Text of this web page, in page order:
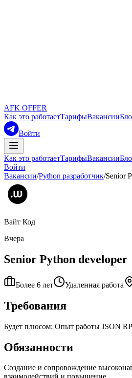
AFK OFFER
Как это работаетТарифыВакансии
Войти
Как это работаетТарифыВакансии
Войти
Вакансии/Python разработчик/Senior
Вайт Код
Вчера
Senior Python developer
Более 6 лет Удаленная работа
Требования
Будет плюсом: Опыт работы JSON
Обязанности
Создание и сопровождение